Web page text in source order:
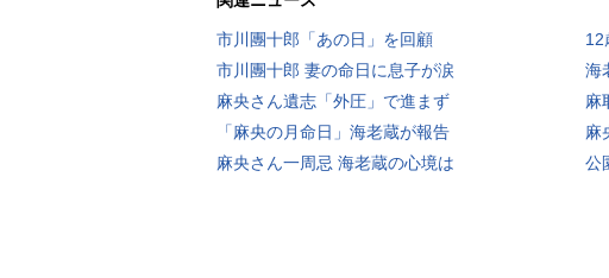
市川團十郎「あの日」を回顧
12
市川團十郎 妻の命日に息子が涙
海
麻央さん遺志「外圧」で進まず
麻
「麻央の月命日」海老蔵が報告
麻
麻央さん一周忌 海老蔵の心境は
公